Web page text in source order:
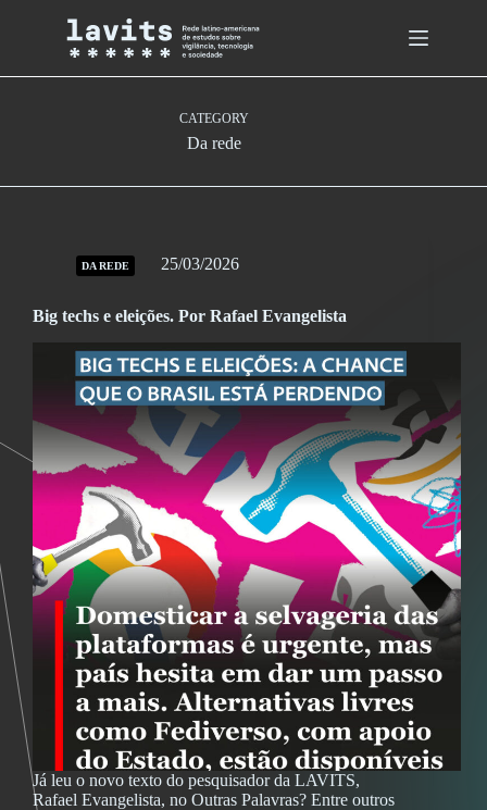
CATEGORY
Da rede
DA REDE 25/03/2026
Big techs e eleições. Por Rafael Evangelista
Já leu o novo texto do pesquisador da LAVITS,
Rafael Evangelista, no Outras Palavras? Entre outros